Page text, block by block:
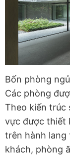
Bốn phòng
Các phòng
Theo kiến trúc
vực được thiết
trên hành lang
khách, phòng